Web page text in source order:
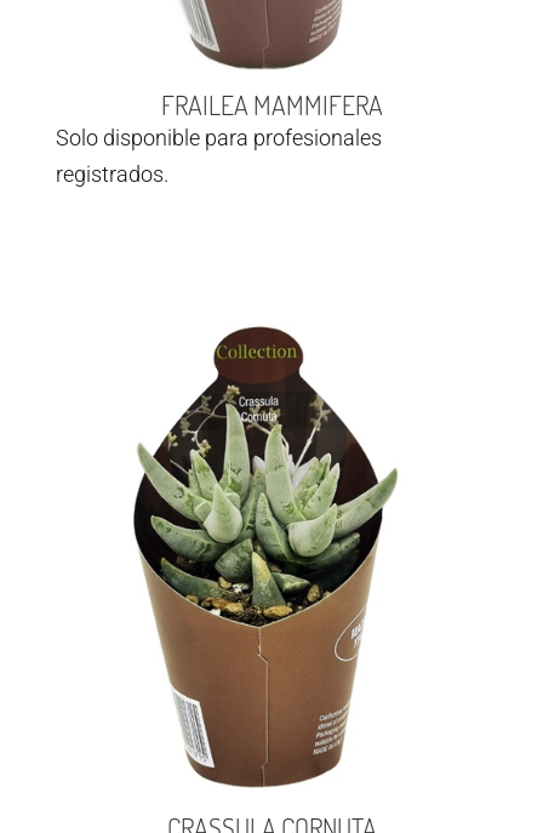
FRAILEA MAMMIFERA
Solo disponible para profesionales
registrados.